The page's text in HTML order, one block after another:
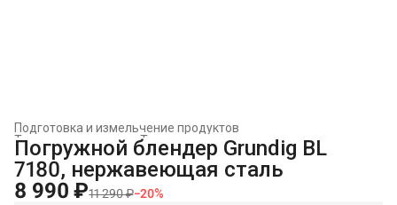
Подготовка и измельчение продуктов
Техника для приготовления пищи
Техника для кухни
Главная ›
Погружной блендер Grundig BL
7180, нержавеющая сталь
8 990 ₽11 290 ₽−20%